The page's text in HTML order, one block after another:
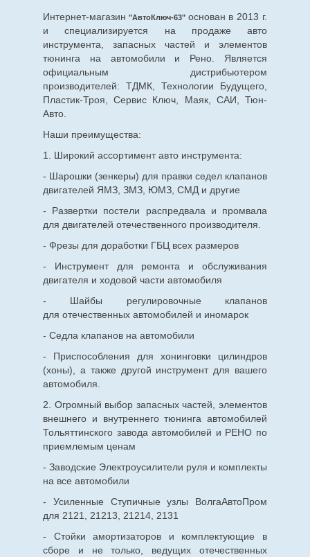
Интернет-магазин "АвтоКлюч-63" основан в 2013 г.
и специализируется на продаже авто
инструмента, запасных частей и элементов
тюнинга на автомобили и Рено. Является
официальным дистрибьютером
производителей: ТДМК, Технологии Будущего,
Пластик-Троя, Сервис Ключ, Маяк, САИ, Тюн-
Авто.
Наши преимущества:
1. Широкий ассортимент авто инструмента:
- Шарошки (зенкеры) для правки седел клапанов
двигателей ЯМЗ, ЗМЗ, ЮМЗ, СМД и другие
- Развертки постели распредвала и промвала
для двигателей отечественного производителя.
- Фрезы для доработки ГБЦ всех размеров
- Инструмент для ремонта и обслуживания
двигателя и ходовой части автомобиля
- Шайбы регулировочные клапанов
для отечественныхавтомобилей и иномарок
- Седла клапанов на автомобили
- Приспособления для хонинговки цилиндров
(хоны), а также другой инструмент для вашего
автомобиля.
2. Огромный выбор запасных частей, элементов
внешнего и внутреннего тюнинга автомобилей
Тольяттинского завода автомобилей и РЕНО по
приемлемым ценам
- Заводские Электроусилители руля и комплекты
на все автомобили
- Усиленные Ступичные узлы ВолгаАвтоПром
для 2121, 21213, 21214, 2131
- Стойки амортизаторов и комплектующие в
сборе и не только, ведущих отечественных